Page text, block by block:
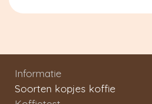
Informatie
Soorten kopjes koffie